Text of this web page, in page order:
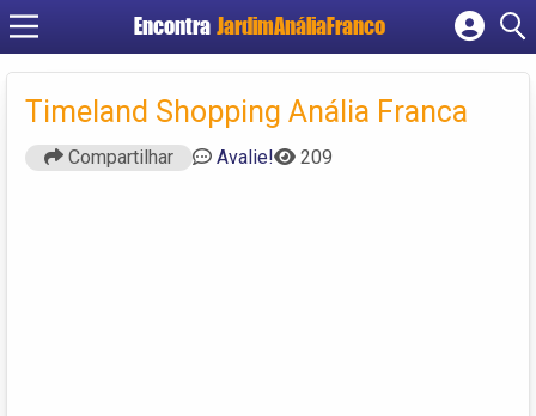
Encontra JardimAnáliaFranco
Cadastrar empresa
Criar conta
Timeland Shopping Anália Franca
Compartilhar Avalie! 209